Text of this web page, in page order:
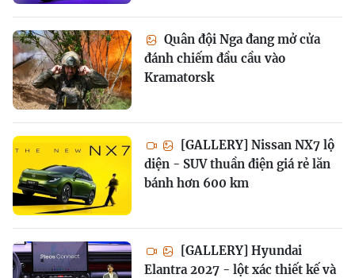
Quân đội Nga đang mở cửa
đánh chiếm đầu cầu vào
Kramatorsk
[GALLERY] Nissan NX7 lộ
diện - SUV thuần điện giá rẻ lăn
bánh hơn 600 km
[GALLERY] Hyundai
Elantra 2027 - lột xác thiết kế và